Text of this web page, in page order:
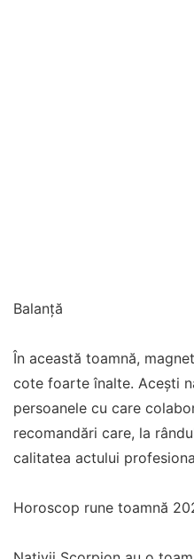
Balanță
În această toamnă,
cote foarte înalte. Acești
persoanele cu care
recomandări care, la
calitatea actului
Horoscop rune toamnă